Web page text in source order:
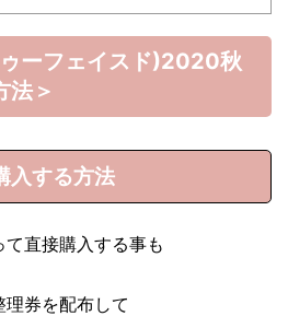
ーフェイスド)2020秋
法＞
入する方法
直接購入する事も
券を配布して